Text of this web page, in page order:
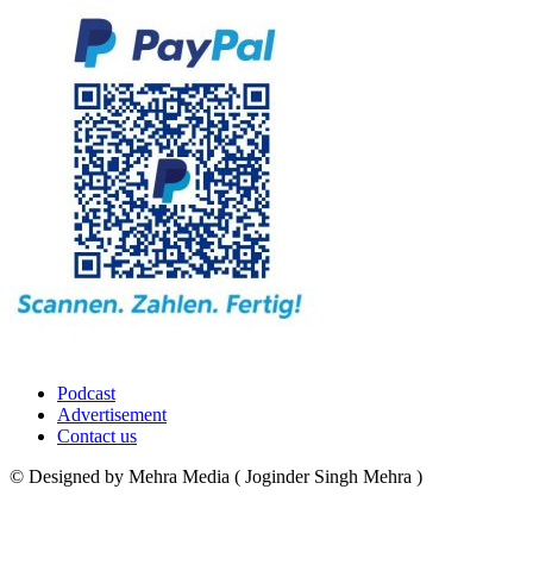
Podcast
Advertisement
Contact us
© Designed by Mehra Media ( Joginder Singh Mehra )